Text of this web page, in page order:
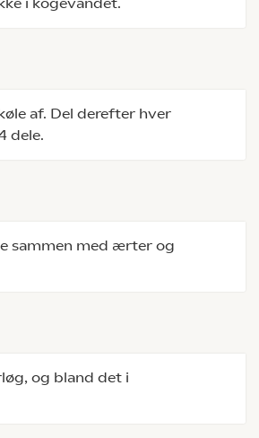
af. Del derefter hver
dele.
sammen med ærter og
og bland det i